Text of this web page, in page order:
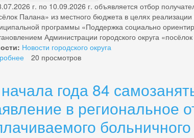
г. по 10.09.2026 г. объявляется отбор
Палана» из местного бюджета в целях
программы «Поддержка социально
Администрации городского округа
Новости городского округа
начале
отбора
получателей
на
20 просмотров
года 84
в региональное
больничного